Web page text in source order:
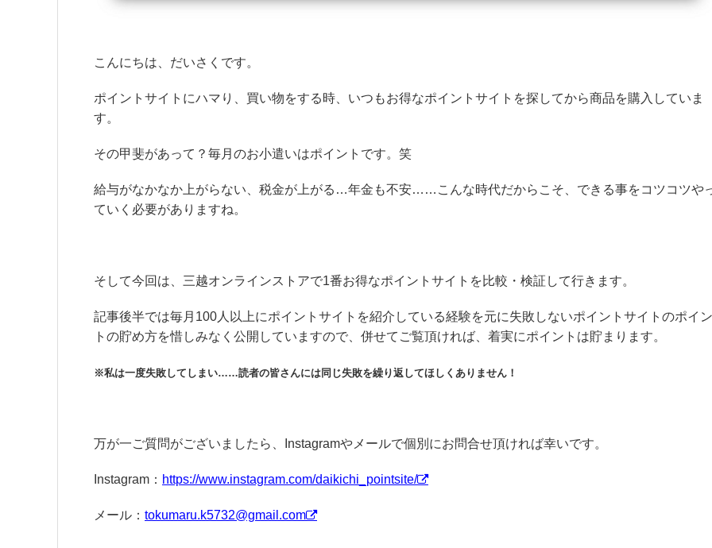
こんにちは、だいさくです。
ポイントサイトにハマり、買い物をする時、いつもお得なポイントサイトを探してから商品を購入していま
す。
その甲斐があって？毎月のお小遣いはポイントです。笑
給与がなかなか上がらない、税金が上がる…年金も不安……こんな時代だからこそ、できる事をコツコツや
ていく必要がありますね。
そして今回は、三越オンラインストアで1番お得なポイントサイトを比較・検証して行きます。
記事後半では毎月100人以上にポイントサイトを紹介している経験を元に失敗しないポイントサイトのポイン
トの貯め方を惜しみなく公開していますので、併せてご覧頂ければ、着実にポイントは貯まります。
※私は一度失敗してしまい……読者の皆さんには同じ失敗を繰り返してほしくありません！
万が一ご質問がございましたら、Instagramやメールで個別にお問合せ頂ければ幸いです。
Instagram： https://www.instagram.com/daikichi_pointsite/
メール： tokumaru.k5732@gmail.com